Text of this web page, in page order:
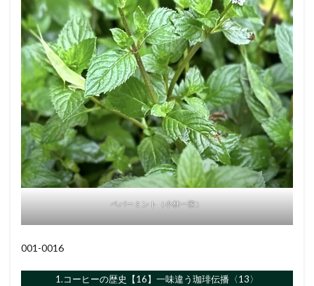
ペパーミント（小林一家）
001-0016
1.コーヒーの歴史【16】一味違う珈琲伝播〈13〉